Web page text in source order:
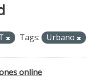
Tags: Urbano
online